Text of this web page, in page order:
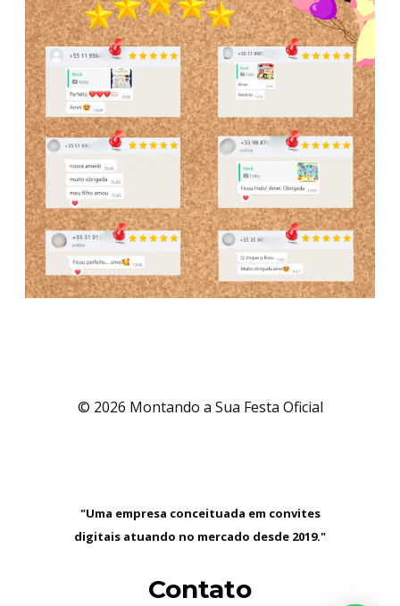
© 2026 Montando a Sua Festa Oficial
"Uma empresa conceituada em convites
digitais atuando no mercado desde 2019."
Contato